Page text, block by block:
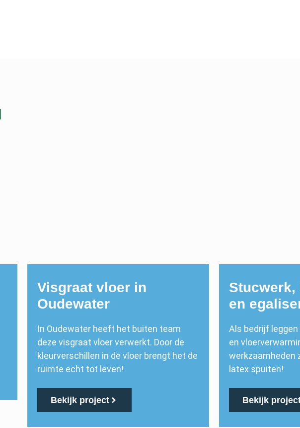
Visgraat vloer in
Oudewater
In Oudewater heeft het buiten team
deze visgraat vloer verwerkt. Door de
kleurverschillen in de vloer brengt het de
ruimte echt tot leven!
Bekijk project
en
Als bedrijf
en
werkzaamheden
latex spuiten!
Bekijk